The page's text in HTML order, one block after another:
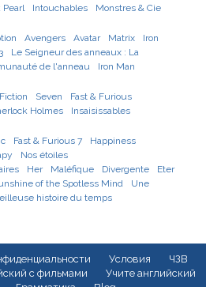
Pearl
Intouchables Monstres & Cie
Avengers Avatar Matrix
Iron
Le Seigneur des anneaux : La
de l'anneau
Iron Man
Seven
Fast & Furious
Holmes Insaisissables
Fast & Furious 7
Happiness
Nos étoiles
Her Maléfique Divergente
Eter
of the Spotless Mind
Une
histoire du temps
Условия
ЧЗВ
с фильмами
Учите английский